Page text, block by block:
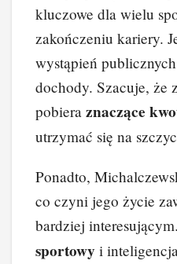
kluczowe dla wielu
zakończeniu kariery.
wystąpień
dochody. Szacuje, że
pobiera znaczące
utrzymać się na
Ponadto,
co czyni jego życie
bardziej
sportowy i